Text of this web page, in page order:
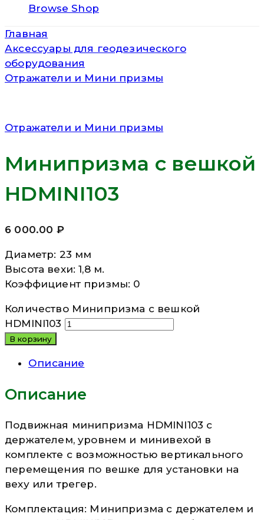
Browse Shop
Главная
Аксессуары для геодезического
оборудования
Отражатели и Мини призмы
Отражатели и Мини призмы
Минипризма с вешкой
HDMINI103
6 000.00 ₽
Диаметр: 23 мм
Высота вехи: 1,8 м.
Коэффициент призмы: 0
Количество Минипризма с вешкой
HDMINI103
В корзину
Описание
Описание
Подвижная минипризма HDMINI103 с
держателем, уровнем и минивехой в
комплекте с возможностью вертикального
перемещения по вешке для ус­тановки на
веху или трегер.
Комплектация: Минипризма с держателем и